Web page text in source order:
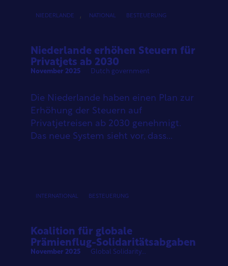
NIEDERLANDE , NATIONAL BESTEUERUNG
Niederlande erhöhen Steuern für
Privatjets ab 2030
November 2025 Dutch government
Die Niederlande haben einen Plan zur
Erhöhung der Steuern auf
Privatjetreisen ab 2030 genehmigt.
Das neue System sieht vor, dass...
INTERNATIONAL BESTEUERUNG
Koalition für globale
Prämienflug-Solidaritätsabgaben
November 2025 Global Solidarity...